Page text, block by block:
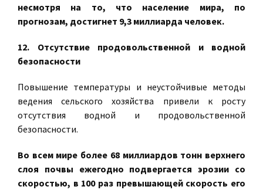
несмотря на то, что население мира, по
прогнозам, достигнет 9,3 миллиарда человек.
12. Отсутствие продовольственной и водной
безопасности
Повышение температуры и неустойчивые методы
ведения сельского хозяйства привели к росту
отсутствия водной и продовольственной
безопасности.
Во всем мире более 68 миллиардов тонн верхнего
слоя почвы ежегодно подвергается эрозии со
скоростью, в 100 раз превышающей скорость его